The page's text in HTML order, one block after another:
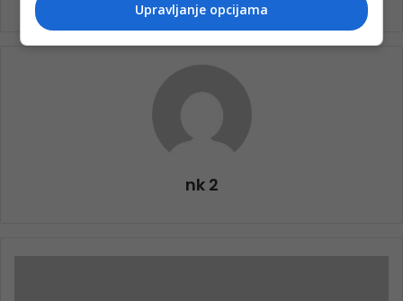
nk 2
Upravljanje opcijama